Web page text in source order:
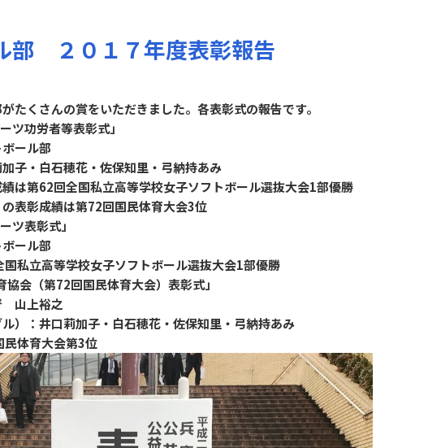
部 ２０１７年度表彰報告
たくさんの賞をいただきました。各表彰式の報告です。
功労者等表彰式」
ボール部
子・白石穂花・佐保知里・弓納持あみ
は第62回全国私立高等学校女子ソフトボール選抜大会1部優勝
表彰成績は第72回国民体育大会3位
表彰式」
ボール部
私立高等学校女子ソフトボール選抜大会1部優勝
会（第72回国民体育大会）表彰式」
山上裕之
）：井口莉加子・白石穂花・佐保知里・弓納持あみ
体育大会第3位